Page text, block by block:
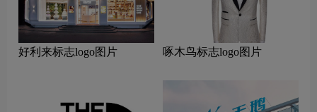
好利来标志logo图片 啄木鸟标志logo图片